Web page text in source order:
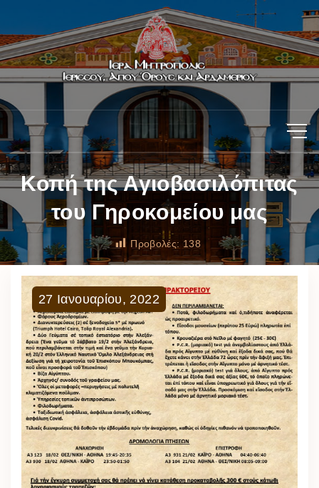
Κοπή της Αγιοβασιλόπιτας
του Γηροκομείου μας
Προβολές: 138
27 Ιανουαρίου, 2022